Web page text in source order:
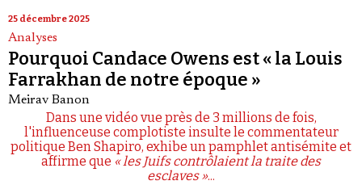
25 décembre 2025
Analyses
Pourquoi Candace Owens est « la Louis
Farrakhan de notre époque »
Meirav Banon
Dans une vidéo vue près de 3 millions de fois,
l'influenceuse complotiste insulte le commentateur
politique Ben Shapiro, exhibe un pamphlet antisémite et
affirme que « les Juifs contrôlaient la traite des
esclaves »...